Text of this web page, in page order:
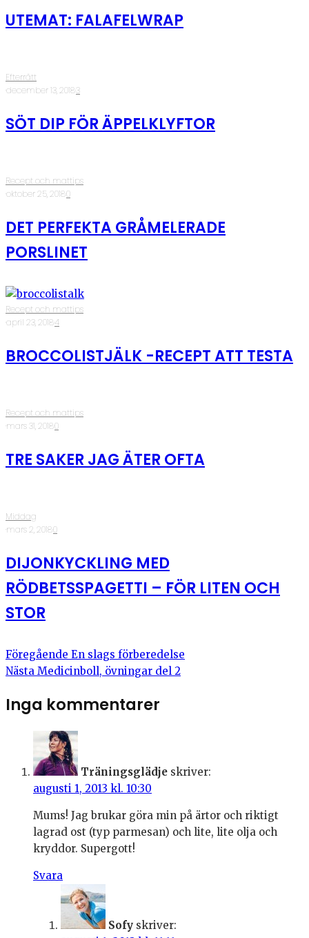
UTEMAT: FALAFELWRAP
Efterrätt
·december 13, 2018·3
SÖT DIP FÖR ÄPPELKLYFTOR
Recept och mattips
·oktober 25, 2018·0
DET PERFEKTA GRÅMELERADE
PORSLINET
Recept och mattips
·april 23, 2018·4
BROCCOLISTJÄLK -RECEPT ATT TESTA
Recept och mattips
·mars 31, 2018·0
TRE SAKER JAG ÄTER OFTA
Middag
·mars 2, 2018·0
DIJONKYCKLING MED
RÖDBETSSPAGETTI – FÖR LITEN OCH
STOR
Föregående En slags förberedelse
Nästa Medicinboll, övningar del 2
Inga kommentarer
Träningsglädje skriver:
augusti 1, 2013 kl. 10:30
Mums! Jag brukar göra min på ärtor och riktigt
lagrad ost (typ parmesan) och lite, lite olja och
kryddor. Supergott!
Svara
Sofy skriver: